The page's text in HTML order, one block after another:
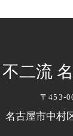
不二流
〒453-
名古屋市中村